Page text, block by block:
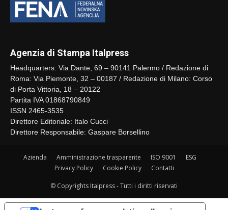
Agenzia di Stampa Italpress
Headquarters: Via Dante, 69 – 90141 Palermo / Redazione di
Roma: Via Piemonte, 32 – 00187 / Redazione di Milano: Corso
di Porta Vittoria, 18 – 20122
Partita IVA 01868790849
ISSN 2465-3535
Direttore Editoriale: Italo Cucci
Direttore Responsabile: Gaspare Borsellino
Azienda Amministrazione trasparente ISO 9001
ESG
Privacy Policy
Cookie Policy Contatti
© Copyrights Italpress - Tutti i diritti riservati